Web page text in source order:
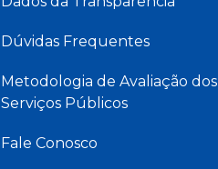
Dúvidas Frequentes
Metodologia de Avaliação dos
Serviços Públicos
Fale Conosco